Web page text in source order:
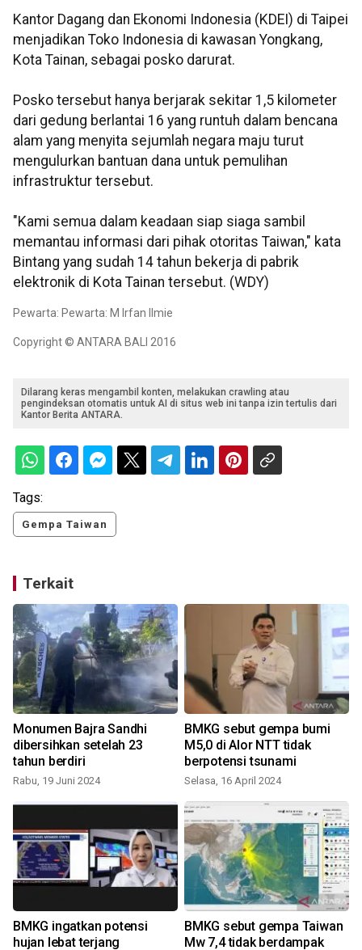
Kantor Dagang dan Ekonomi Indonesia (KDEI) di Taipei
menjadikan Toko Indonesia di kawasan Yongkang,
Kota Tainan, sebagai posko darurat.
Posko tersebut hanya berjarak sekitar 1,5 kilometer
dari gedung berlantai 16 yang runtuh dalam bencana
alam yang menyita sejumlah negara maju turut
mengulurkan bantuan dana untuk pemulihan
infrastruktur tersebut.
"Kami semua dalam keadaan siap siaga sambil
memantau informasi dari pihak otoritas Taiwan," kata
Bintang yang sudah 14 tahun bekerja di pabrik
elektronik di Kota Tainan tersebut. (WDY)
Pewarta: Pewarta: M Irfan Ilmie
Copyright © ANTARA BALI 2016
Dilarang keras mengambil konten, melakukan crawling atau
pengindeksan otomatis untuk AI di situs web ini tanpa izin tertulis dari
Kantor Berita ANTARA.
Tags:
Gempa Taiwan
Terkait
Monumen Bajra Sandhi
dibersihkan setelah 23
tahun berdiri
Rabu, 19 Juni 2024
BMKG sebut gempa bumi
M5,0 di Alor NTT tidak
berpotensi tsunami
Selasa, 16 April 2024
BMKG ingatkan potensi
hujan lebat terjang
BMKG sebut gempa Taiwan
Mw 7,4 tidak berdampak